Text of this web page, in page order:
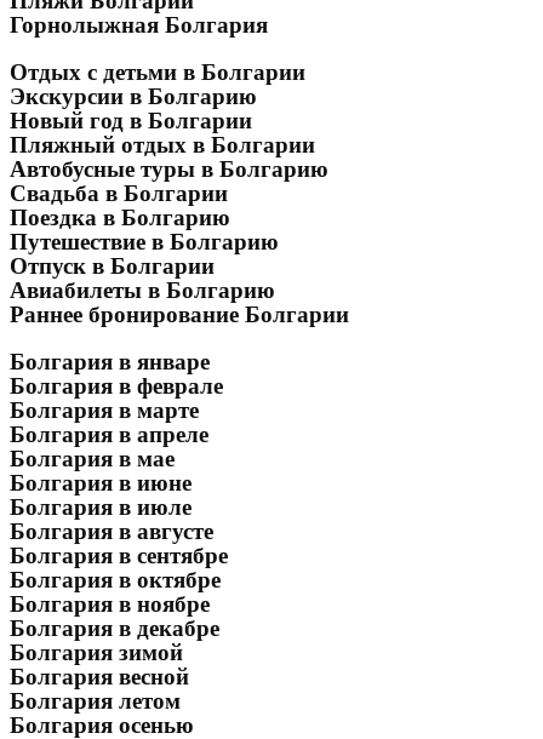
Горнолыжная Болгария
Отдых с детьми в Болгарии
Экскурсии в Болгарию
Новый год в Болгарии
Пляжный отдых в Болгарии
Автобусные туры в Болгарию
Свадьба в Болгарии
Поездка в Болгарию
Путешествие в Болгарию
Отпуск в Болгарии
Авиабилеты в Болгарию
Раннее бронирование Болгарии
Болгария в январе
Болгария в феврале
Болгария в марте
Болгария в апреле
Болгария в мае
Болгария в июне
Болгария в июле
Болгария в августе
Болгария в сентябре
Болгария в октябре
Болгария в ноябре
Болгария в декабре
Болгария зимой
Болгария весной
Болгария летом
Болгария осенью